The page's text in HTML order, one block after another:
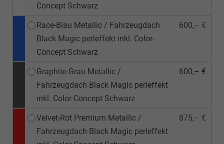
Concept Schwarz
Race-Blau Metallic / Fahrzeugdach
Black Magic perleffekt inkl. Color-
Concept Schwarz
600,– €
Graphite-Grau Metallic /
Fahrzeugdach Black Magic perleffekt
inkl. Color-Concept Schwarz
600,– €
Velvet-Rot Premium Metallic /
Fahrzeugdach Black Magic perleffekt
875,– €